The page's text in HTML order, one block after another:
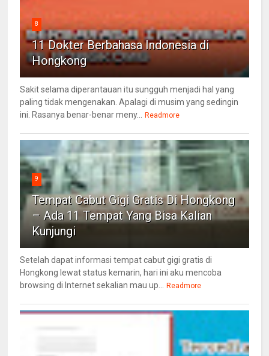
8
11 Dokter Berbahasa Indonesia di
Hongkong
Sakit selama diperantauan itu sungguh menjadi hal yang
paling tidak mengenakan. Apalagi di musim yang sedingin
ini. Rasanya benar-benar meny... Readmore
9
Tempat Cabut Gigi Gratis Di Hongkong
– Ada 11 Tempat Yang Bisa Kalian
Kunjungi
Setelah dapat informasi tempat cabut gigi gratis di
Hongkong lewat status kemarin, hari ini aku mencoba
browsing di Internet sekalian mau up... Readmore